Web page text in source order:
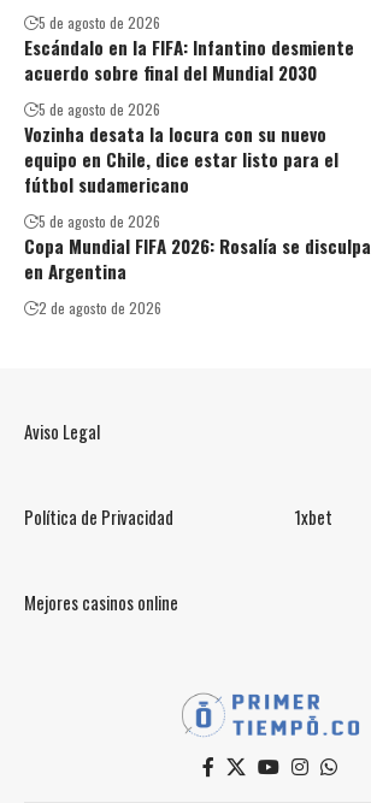
5 de agosto de 2026
Escándalo en la FIFA: Infantino desmiente
acuerdo sobre final del Mundial 2030
5 de agosto de 2026
Vozinha desata la locura con su nuevo
equipo en Chile, dice estar listo para el
fútbol sudamericano
5 de agosto de 2026
Copa Mundial FIFA 2026: Rosalía se disculpa
en Argentina
2 de agosto de 2026
Aviso Legal
Política de Privacidad 1xbet
Mejores casinos online